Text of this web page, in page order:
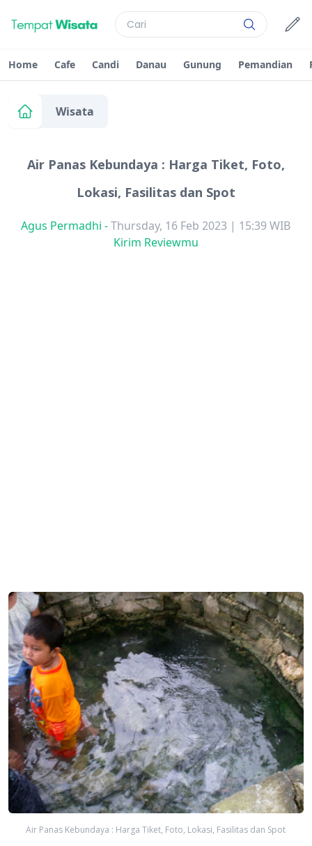
Home Cafe Candi Danau Gunung Pemandian
Wisata
Air Panas Kebundaya : Harga Tiket, Foto,
Lokasi, Fasilitas dan Spot
Agus Permadhi -Thursday, 16 Feb 2023 | 15:39 WIB
Kirim Reviewmu
Air Panas Kebundaya : Harga Tiket, Foto, Lokasi, Fasilitas dan Spot